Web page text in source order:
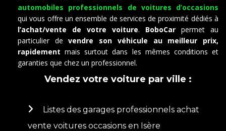
automobiles professionnels
de voitures d’occasions
qui vous offre un ensemble de services de proximité dédiés à
l’achat/vente de votre voiture. BoboCar permet au
particulier devendre son véhicule au meilleur prix,
rapidement mais surtout dans les mêmes conditions et
garanties que chez un professionnel.
Vendez votre voiture par ville :
Listes des garages professionnels achat
vente voitures occasions en Isère